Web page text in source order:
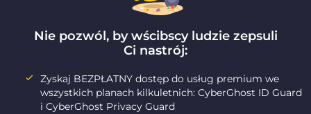
Nie pozwól, by wścibscy ludzie zepsuli
Ci nastrój:
Zyskaj BEZPŁATNY dostęp do usług premium we
wszystkich planach kilkuletnich: CyberGhost ID Guard
i CyberGhost Privacy Guard